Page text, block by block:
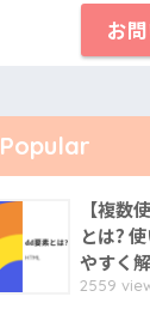
お
Popular
【複
とは?
やすく
2559